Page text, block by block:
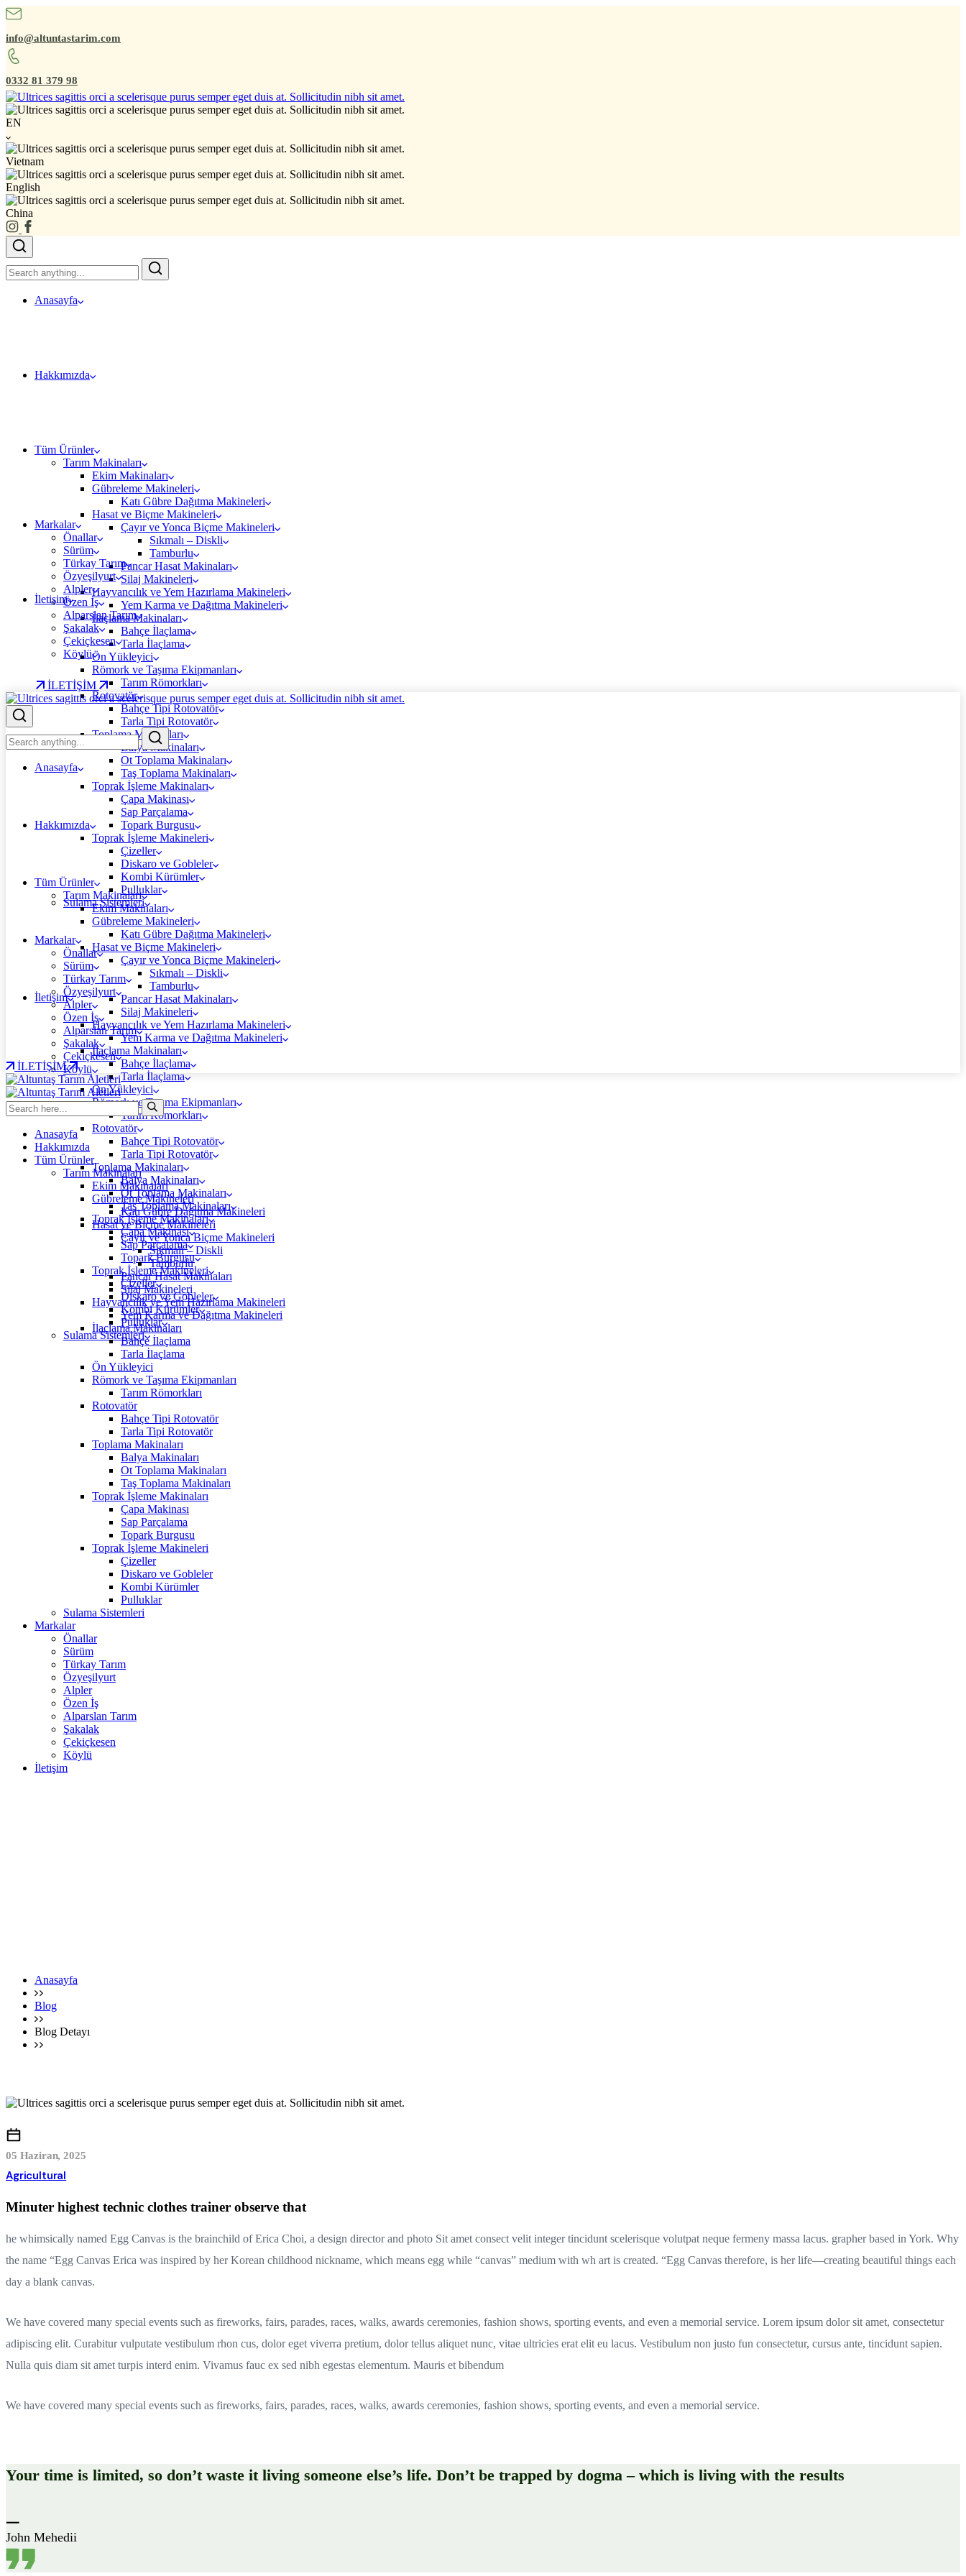
info@altuntastarim.com
0332 81 379 98
EN
Vietnam
English
China
Anasayfa
Hakkımızda
Tüm Ürünler
Tarım Makinaları
Ekim Makinaları
Gübreleme Makineleri
Katı Gübre Dağıtma Makineleri
Hasat ve Biçme Makineleri
Çayır ve Yonca Biçme Makineleri
Sıkmalı – Diskli
Tamburlu
Pancar Hasat Makinaları
Silaj Makineleri
Hayvancılık ve Yem Hazırlama Makineleri
Yem Karma ve Dağıtma Makineleri
İlaçlama Makinaları
Bahçe İlaçlama
Tarla İlaçlama
Ön Yükleyici
Römork ve Taşıma Ekipmanları
Tarım Römorkları
Rotovatör
Bahçe Tipi Rotovatör
Tarla Tipi Rotovatör
Toplama Makinaları
Balya Makinaları
Ot Toplama Makinaları
Taş Toplama Makinaları
Toprak İşleme Makinaları
Çapa Makinası
Sap Parçalama
Topark Burgusu
Toprak İşleme Makineleri
Çizeller
Diskaro ve Gobleler
Kombi Kürümler
Pulluklar
Sulama Sistemleri
Markalar
Önallar
Sürüm
Türkay Tarım
Özyeşilyurt
Alpler
Özen İş
Alparslan Tarım
Şakalak
Çekiçkesen
Köylü
İletişim
İLETİŞİM
Anasayfa
Hakkımızda
Tüm Ürünler
Tarım Makinaları
Ekim Makinaları
Gübreleme Makineleri
Katı Gübre Dağıtma Makineleri
Hasat ve Biçme Makineleri
Çayır ve Yonca Biçme Makineleri
Sıkmalı – Diskli
Tamburlu
Pancar Hasat Makinaları
Silaj Makineleri
Hayvancılık ve Yem Hazırlama Makineleri
Yem Karma ve Dağıtma Makineleri
İlaçlama Makinaları
Bahçe İlaçlama
Tarla İlaçlama
Ön Yükleyici
Römork ve Taşıma Ekipmanları
Tarım Römorkları
Rotovatör
Bahçe Tipi Rotovatör
Tarla Tipi Rotovatör
Toplama Makinaları
Balya Makinaları
Ot Toplama Makinaları
Taş Toplama Makinaları
Toprak İşleme Makinaları
Çapa Makinası
Sap Parçalama
Topark Burgusu
Toprak İşleme Makineleri
Çizeller
Diskaro ve Gobleler
Kombi Kürümler
Pulluklar
Sulama Sistemleri
Markalar
Önallar
Sürüm
Türkay Tarım
Özyeşilyurt
Alpler
Özen İş
Alparslan Tarım
Şakalak
Çekiçkesen
Köylü
İletişim
İLETİŞİM
Anasayfa
Hakkımızda
Tüm Ürünler
Tarım Makinaları
Ekim Makinaları
Gübreleme Makineleri
Katı Gübre Dağıtma Makineleri
Hasat ve Biçme Makineleri
Çayır ve Yonca Biçme Makineleri
Sıkmalı – Diskli
Tamburlu
Pancar Hasat Makinaları
Silaj Makineleri
Hayvancılık ve Yem Hazırlama Makineleri
Yem Karma ve Dağıtma Makineleri
İlaçlama Makinaları
Bahçe İlaçlama
Tarla İlaçlama
Ön Yükleyici
Römork ve Taşıma Ekipmanları
Tarım Römorkları
Rotovatör
Bahçe Tipi Rotovatör
Tarla Tipi Rotovatör
Toplama Makinaları
Balya Makinaları
Ot Toplama Makinaları
Taş Toplama Makinaları
Toprak İşleme Makinaları
Çapa Makinası
Sap Parçalama
Topark Burgusu
Toprak İşleme Makineleri
Çizeller
Diskaro ve Gobleler
Kombi Kürümler
Pulluklar
Sulama Sistemleri
Markalar
Önallar
Sürüm
Türkay Tarım
Özyeşilyurt
Alpler
Özen İş
Alparslan Tarım
Şakalak
Çekiçkesen
Köylü
İletişim
Anasayfa
Blog
Blog Detayı
05 Haziran, 2025
Agricultural
Minuter highest technic clothes trainer observe that
he whimsically named Egg Canvas is the brainchild of Erica Choi, a design director and photo Sit amet consect velit integer tincidunt scelerisque volutpat neque fermeny massa lacus. grapher based in York. Why
the name “Egg Canvas Erica was inspired by her Korean childhood nickname, which means egg while “canvas” medium with wh art is created. “Egg Canvas therefore, is her life—creating beautiful things each
day a blank canvas.
We have covered many special events such as fireworks, fairs, parades, races, walks, awards ceremonies, fashion shows, sporting events, and even a memorial service. Lorem ipsum dolor sit amet, consectetur
adipiscing elit. Curabitur vulputate vestibulum rhon cus, dolor eget viverra pretium, dolor tellus aliquet nunc, vitae ultricies erat elit eu lacus. Vestibulum non justo fun consectetur, cursus ante, tincidunt sapien.
Nulla quis diam sit amet turpis interd enim. Vivamus fauc ex sed nibh egestas elementum. Mauris et bibendum
We have covered many special events such as fireworks, fairs, parades, races, walks, awards ceremonies, fashion shows, sporting events, and even a memorial service.
Your time is limited, so don’t waste it living someone else’s life. Don’t be trapped by dogma – which is living with the results
John Mehedii